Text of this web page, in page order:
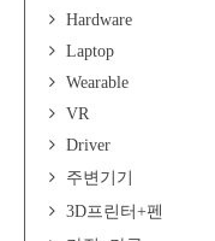
Hardware
Laptop
Wearable
VR
Driver
주변기기
3D프린터+펜